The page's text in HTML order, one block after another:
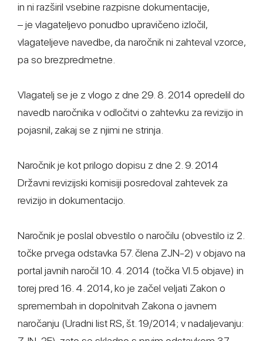
in ni razširil vsebine razpisne dokumentacije,
– je vlagateljevo ponudbo upravičeno izločil,
vlagateljeve navedbe, da naročnik ni zahteval vzorce,
pa so brezpredmetne.
Vlagatelj se je z vlogo z dne 29. 8. 2014 opredelil do
navedb naročnika v odločitvi o zahtevku za revizijo in
pojasnil, zakaj se z njimi ne strinja.
Naročnik je kot prilogo dopisu z dne 2. 9. 2014
Državni revizijski komisiji posredoval zahtevek za
revizijo in dokumentacijo.
Naročnik je poslal obvestilo o naročilu (obvestilo iz 2.
točke prvega odstavka 57. člena ZJN-2) v objavo na
portal javnih naročil 10. 4. 2014 (točka VI.5 objave) in
torej pred 16. 4. 2014, ko je začel veljati Zakon o
spremembah in dopolnitvah Zakona o javnem
naročanju (Uradni list RS, št. 19/2014; v nadaljevanju: